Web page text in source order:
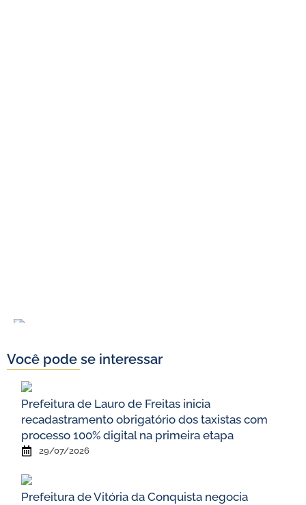
Você pode se interessar
Prefeitura de Lauro de Freitas inicia
recadastramento obrigatório dos taxistas com
processo 100% digital na primeira etapa
29/07/2026
Prefeitura de Vitória da Conquista negocia